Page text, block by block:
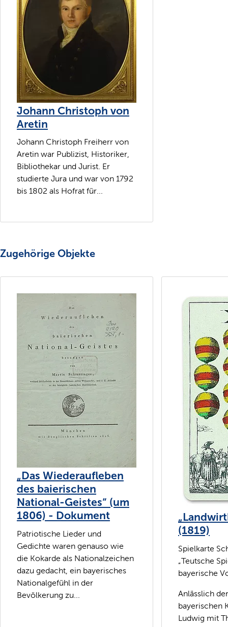
Johann Christoph von
Aretin
Johann Christoph Freiherr von
Aretin war Publizist, Historiker,
Bibliothekar und Jurist. Er
studierte Jura und war von 1792
bis 1802 als Hofrat für...
Zugehörige Objekte
„Das Wiederaufleben
des baierischen
National-Geistes“ (um
1806) - Dokument
Patriotische Lieder und
Gedichte waren genauso wie
die Kokarde als Nationalzeichen
dazu gedacht, ein bayerisches
Nationalgefühl in der
Bevölkerung zu...
(1819)
Spielkarte
„Teutsche
bayerische
Anlässlich
bayerischen
Ludwig mit